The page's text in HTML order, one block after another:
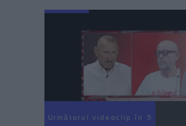
Următorul videoclip în 4